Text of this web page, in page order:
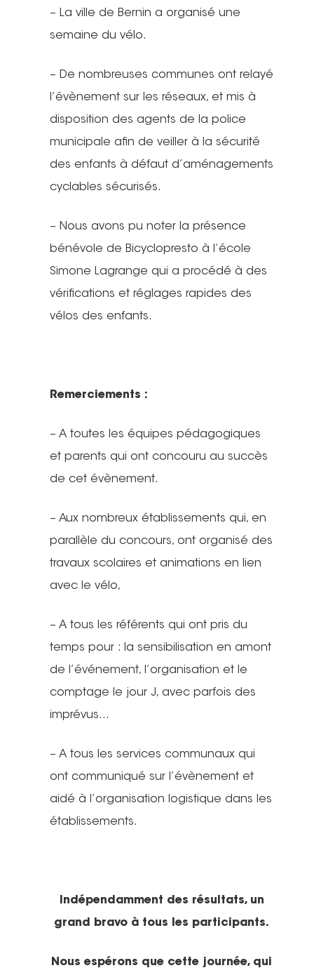
– La ville de Bernin a organisé une
semaine du vélo.
– De nombreuses communes ont relayé
l’évènement sur les réseaux, et mis à
disposition des agents de la police
municipale afin de veiller à la sécurité
des enfants à défaut d’aménagements
cyclables sécurisés.
– Nous avons pu noter la présence
bénévole de Bicyclopresto à l’école
Simone Lagrange qui a procédé à des
vérifications et réglages rapides des
vélos des enfants.
Remerciements :
– A toutes les équipes pédagogiques
et parents qui ont concouru au succès
de cet évènement.
– Aux nombreux établissements qui, en
parallèle du concours, ont organisé des
travaux scolaires et animations en lien
avec le vélo,
– A tous les référents qui ont pris du
temps pour : la sensibilisation en amont
de l’événement, l’organisation et le
comptage le jour J, avec parfois des
imprévus…
– A tous les services communaux qui
ont communiqué sur l’évènement et
aidé à l’organisation logistique dans les
établissements.
Indépendamment des résultats, un
grand bravo à tous les participants.
Nous espérons que cette journée, qui
Actualités
Convergences Vélo
Véloparade des
Vélos blancs
Rando sans auto
Cyclistes, brillez !
Nous faire
intervenir
Cours collectifs de
adultes
au vélo pour toutes et
Vélo Égaux : Favoriser
au vélo pour toutes et
Cours collectifs de
Nos